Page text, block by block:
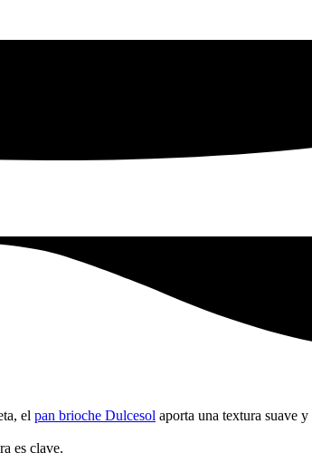
el pan brioche Dulcesol aporta una textura suave
es clave.